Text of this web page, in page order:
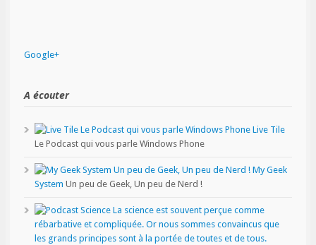
Google+
A écouter
Live Tile
Le Podcast qui vous parle Windows Phone
My Geek
System Un peu de Geek, Un peu de Nerd !